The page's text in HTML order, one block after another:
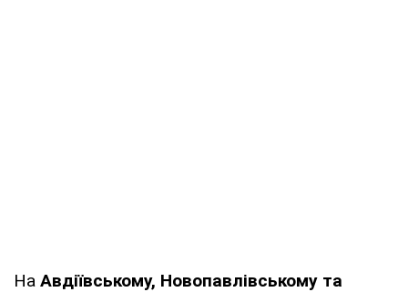
На Авдіївському, Новопавлівському та